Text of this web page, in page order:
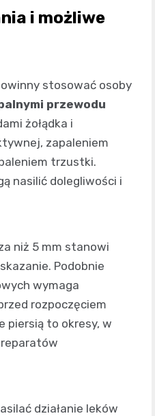
i możliwe
stosować osoby
przewodu
żołądka i
zapaleniem
trzustki.
nasilić dolegliwości i
niż 5 mm stanowi
Podobnie
wymaga
rozpoczęciem
piersią to okresy, w
działanie leków